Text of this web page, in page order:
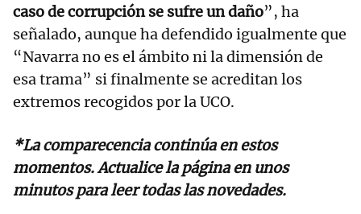
caso de corrupción se sufre un daño”, ha
señalado, aunque ha defendido igualmente que
“Navarra no es el ámbito ni la dimensión de
esa trama” si finalmente se acreditan los
extremos recogidos por la UCO.
*La comparecencia continúa en estos
momentos. Actualice la página en unos
minutos para leer todas las novedades.